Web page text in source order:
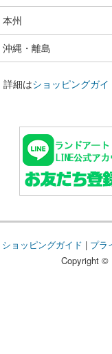
本州
沖縄・離島
詳細はショッピングガイ
ショッピングガイド | プラ
Copyright ©